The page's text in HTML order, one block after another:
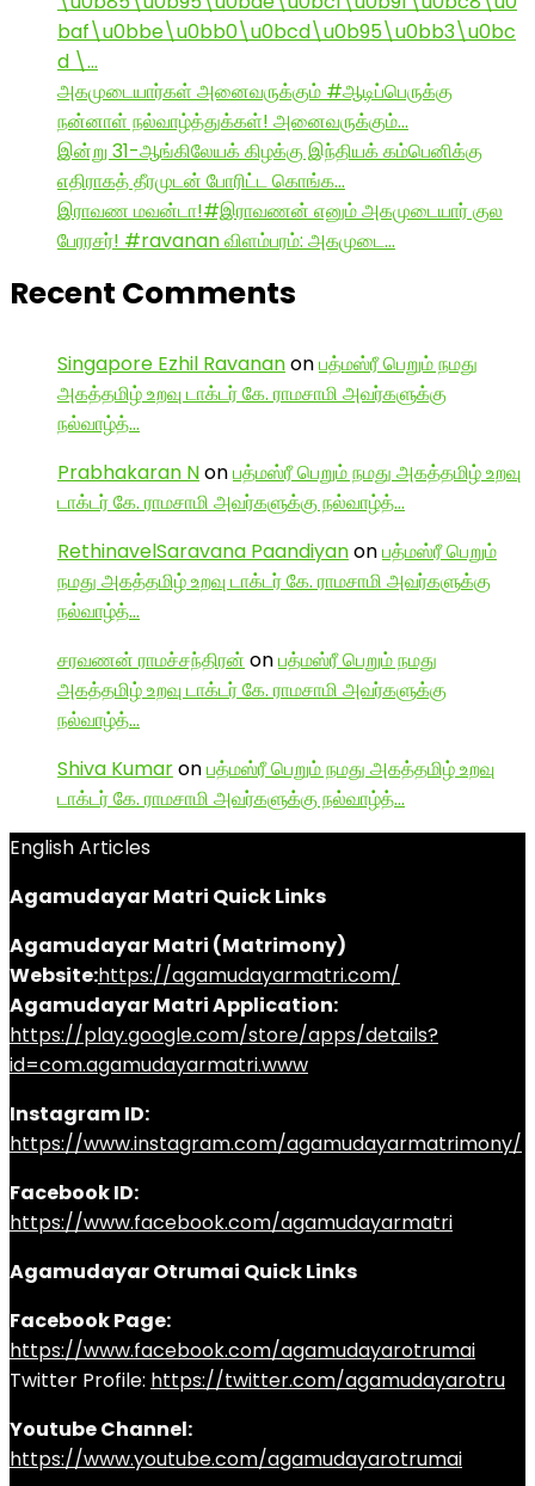
baf\u0bbe\u0bb0\u0bcd\u0b95\u0bb3\u0bc
d \…
அகமுடையார்கள் அனைவருக்கும் #ஆடிப்பெருக்கு
நன்னாள் நல்வாழ்த்துக்கள்! அனைவருக்கும்…
இன்று 31-ஆங்கிலேயக் கிழக்கு இந்தியக் கம்பெனிக்கு
எதிராகத் தீரமுடன் போரிட்ட கொங்க…
இராவண மவன்டா!#இராவணன் எனும் அகமுடையார் குல
பேரரசர்! #ravanan விளம்பரம்: அகமுடை…
Recent Comments
Singapore Ezhil Ravananonபத்மஸ்ரீ பெறும் நமது
அகத்தமிழ் உறவு டாக்டர் கே. ராமசாமி அவர்களுக்கு
நல்வாழ்த்…
Prabhakaran Nonபத்மஸ்ரீ பெறும் நமது அகத்தமிழ் உறவு
டாக்டர் கே. ராமசாமி அவர்களுக்கு நல்வாழ்த்…
RethinavelSaravana Paandiyanonபத்மஸ்ரீ பெறும்
நமது அகத்தமிழ் உறவு டாக்டர் கே. ராமசாமி அவர்களுக்கு
நல்வாழ்த்…
சரவணன் ராமச்சந்திரன் onபத்மஸ்ரீ பெறும் நமது
அகத்தமிழ் உறவு டாக்டர் கே. ராமசாமி அவர்களுக்கு
நல்வாழ்த்…
Shiva Kumaronபத்மஸ்ரீ பெறும் நமது அகத்தமிழ் உறவு
டாக்டர் கே. ராமசாமி அவர்களுக்கு நல்வாழ்த்…
English Articles
Agamudayar Matri Quick Links
Agamudayar Matri (Matrimony)
Website:https://agamudayarmatri.com/
Agamudayar Matri Application:
https://play.google.com/store/apps/details?
id=com.agamudayarmatri.www
Instagram ID:
https://www.instagram.com/agamudayarmatrimony/
Facebook ID:
https://www.facebook.com/agamudayarmatri
Agamudayar Otrumai Quick Links
Facebook Page:
https://www.facebook.com/agamudayarotrumai
Twitter Profile: https://twitter.com/agamudayarotru
Youtube Channel:
https://www.youtube.com/agamudayarotrumai